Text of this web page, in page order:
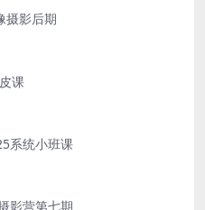
摄影后期
课
系统小班课
影营第七期